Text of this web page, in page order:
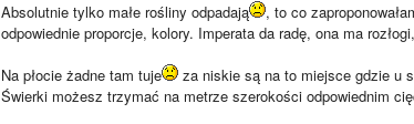
Absolutnie tylko małe rośliny odpadają
, to co
odpowiednie proporcje, kolory. Imperata da radę, ona ma
Na płocie żadne tam tuje
za niskie są na to miejsce gdzie u
Świerki możesz trzymać na metrze szerokości odpowiednim